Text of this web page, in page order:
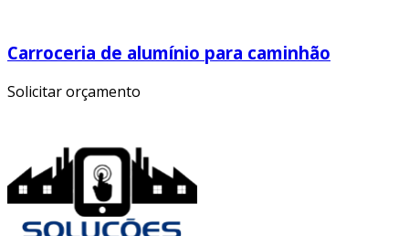
Carroceria de alumínio para caminhão
Solicitar orçamento